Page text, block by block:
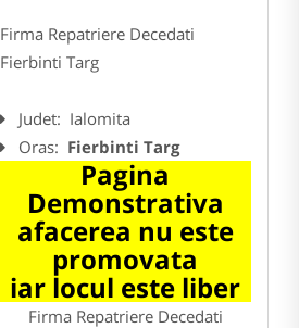
Firma Repatriere Decedati
Fierbinti Targ
Judet: Ialomita
Oras: Fierbinti Targ
Pagina
Demonstrativa
afacerea nu este
promovata
iar locul este liber
Firma Repatriere Decedati